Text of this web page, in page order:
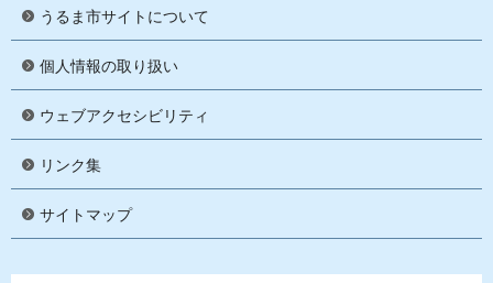
うるま市サイトについて
個人情報の取り扱い
ウェブアクセシビリティ
リンク集
サイトマップ